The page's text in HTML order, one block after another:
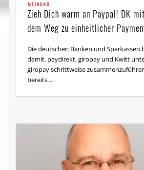
MEINUNG
Zieh Dich warm an Paypal! DK
dem Weg zu einheitlicher
Die deutschen Banken und Sparkassen
damit, paydirekt, giropay und Kwitt
giropay schrittweise zusammenzuführen,